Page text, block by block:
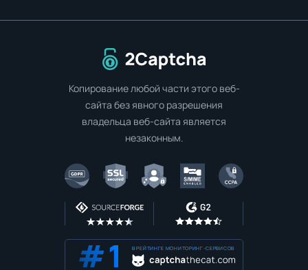
Перейти на главную страницу
Копирование любой части этого веб-
сайта без явного разрешения
владельца веб-сайта является
незаконным.
В РЕЙТИНГЕ МОНИТОРИНГ-СЕРВИСОВ